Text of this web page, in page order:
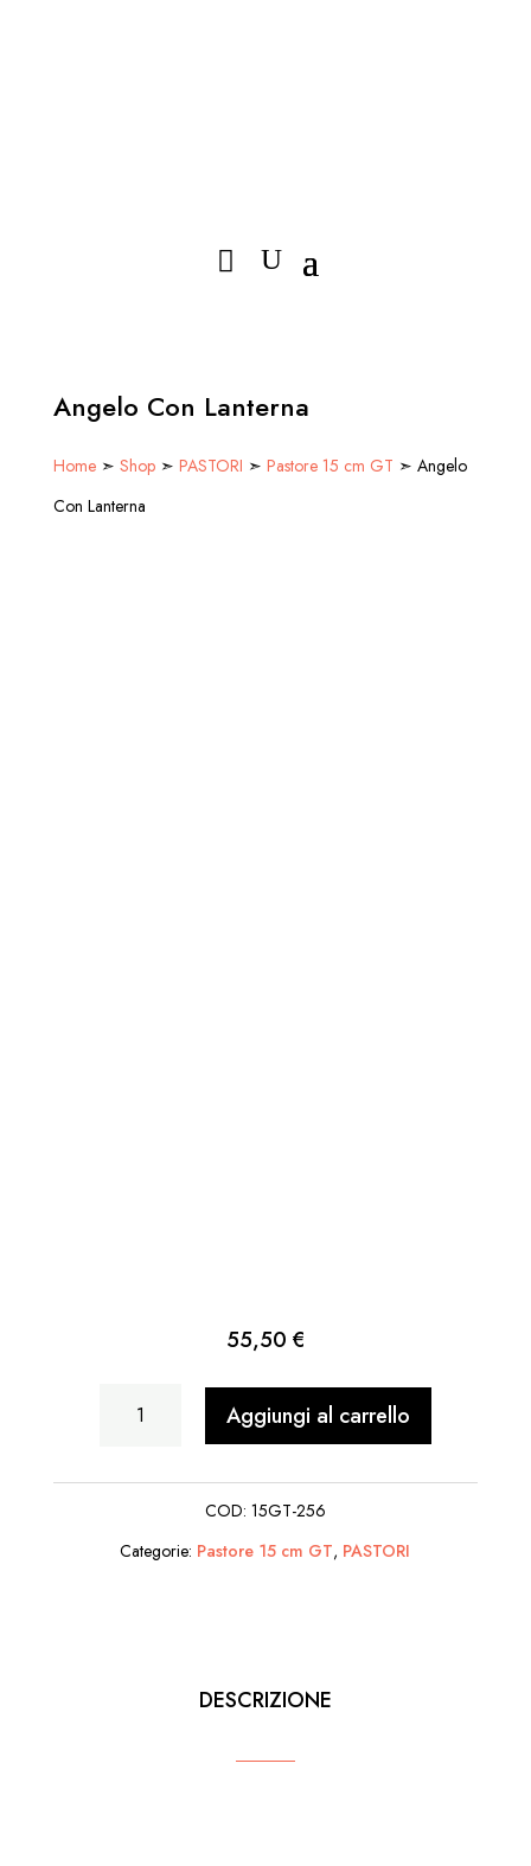
Angelo Con Lanterna
Home➣ Shop➣ PASTORI ➣ Pastore 15 cm GT ➣ Angelo
Con Lanterna
55,50 €
Angelo
Lanterna
Aggiungi al carrello
COD: 15GT-256
Categorie: Pastore 15 cm GT, PASTORI
DESCRIZIONE